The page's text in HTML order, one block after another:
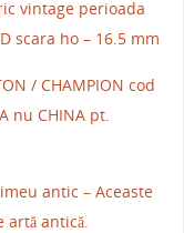
vintage perioada
scara ho – 16.5 mm
/ CHAMPION cod
nu CHINA pt.
antic – Aceaste
antică.